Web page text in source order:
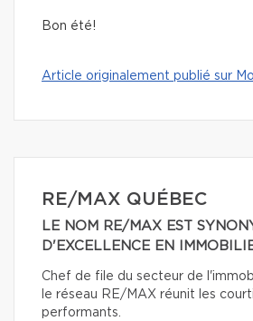
Bon été!
Article originalement publié sur
RE/MAX QUÉBEC
LE NOM RE/MAX EST
D'EXCELLENCE EN
Chef de file du secteur de
le réseau RE/MAX réunit les
performants.